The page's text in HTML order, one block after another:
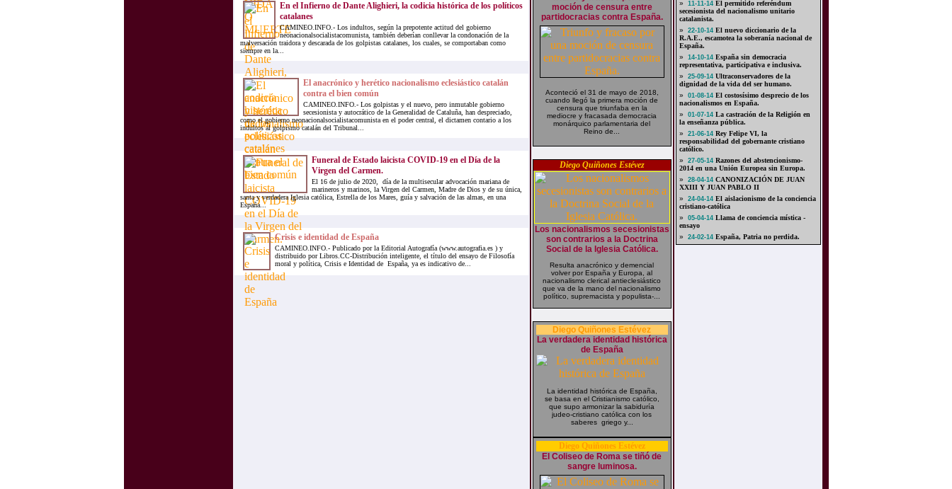
En el Infierno de Dante Alighieri, la codicia histórica de los políticos
catalanes
CAMINEO.INFO.- Los indultos, según la prepotente actitud del gobierno
neonacionalsocialistacomunista, también deberían conllevar la condonación de la
malversación traidora y descarada de los golpistas catalanes, los cuales, se comportaban como
siempre en la...
El anacrónico y herético nacionalismo eclesiástico catalán
contra el bien común
CAMINEO.INFO.- Los golpistas y el nuevo, pero inmutable gobierno
secesionista y autocrático de la Generalidad de Cataluña, han despreciado,
como el gobierno neonacionalsocialistacomunista en el poder central, el dictamen contario a los
indultos al golpismo catalán del Tribunal...
Funeral de Estado laicista COVID-19 en el Día de la
Virgen del Carmen.
El 16 de julio de 2020, día de la multisecular advocación mariana de
marineros y marinos, la Virgen del Carmen, Madre de Dios y de su única,
santa y verdadera Iglesia católica, Estrella de los Mares, guía y salvación de las almas, en una
España...
Crisis e identidad de España
CAMINEO.INFO.- Publicado por la Editorial Autografía (www.autografia.es ) y
distribuido por Libros.CC-Distribución inteligente, el título del ensayo de Filosofía
moral y política, Crisis e Identidad de España, ya es indicativo de...
moción de censura entre
partidocracias contra España.
Aconteció el 31 de mayo de 2018,
cuando llegó la primera moción de
censura que triunfaba en la
mediocre y fracasada democracia
monárquico parlamentaria del
Reino de...
Diego Quiñones Estévez
Los nacionalismos secesionistas
son contrarios a la Doctrina
Social de la Iglesia Católica.
Resulta anacrónico y demencial
volver por España y Europa, al
nacionalismo clerical antieclesiástico
que va de la mano del nacionalismo
político, supremacista y populista-...
Diego Quiñones Estévez
La verdadera identidad histórica
de España
La identidad histórica de España,
se basa en el Cristianismo católico,
que supo armonizar la sabiduría
judeo-cristiano católica con los
saberes griego y...
Diego Quiñones Estévez
El Coliseo de Roma se tiñó de
sangre luminosa.
»
11-11-14El permitido referéndum
secesionista del nacionalismo unitario
catalanista.
»
22-10-14El nuevo diccionario de la
R.A.E., escamotea la soberanía nacional de
España.
»
14-10-14España sin democracia
representativa, participativa e inclusiva.
»
25-09-14Ultraconservadores de la
dignidad de la vida del ser humano.
»
01-08-14El costosísimo desprecio de los
nacionalismos en España.
»
01-07-14La castración de la Religión en
la enseñanza pública.
»
21-06-14Rey Felipe VI, la
responsabilidad del gobernante cristiano
católico.
»
27-05-14Razones del abstencionismo-
2014 en una Unión Europea sin Europa.
»
28-04-14CANONIZACIÓN DE JUAN
XXIII Y JUAN PABLO II
»
24-04-14El aislacionismo de la conciencia
cristiano-católica
»
05-04-14Llama de conciencia mística -
ensayo
»
24-02-14España, Patria no perdida.